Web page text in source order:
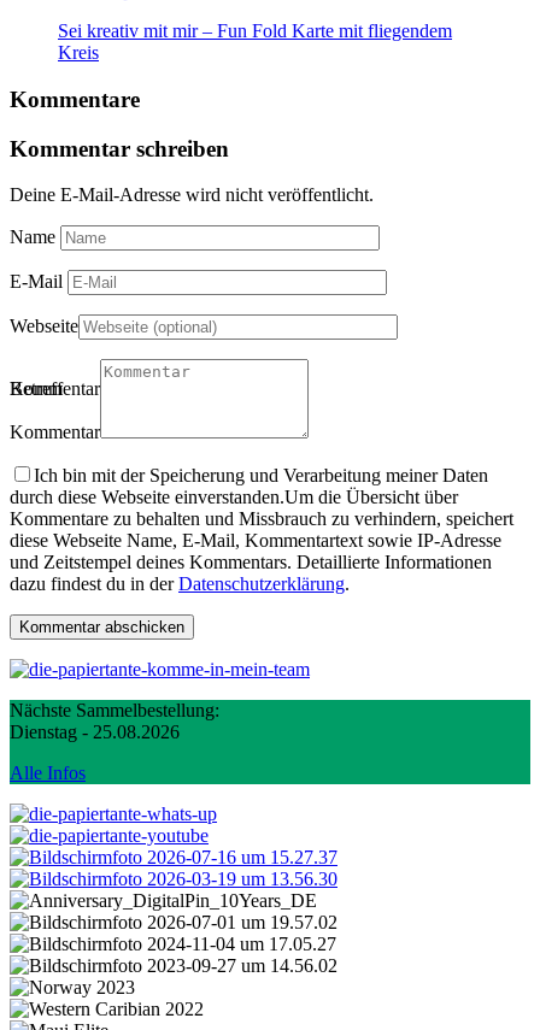
Sei kreativ mit mir – Fun Fold Karte mit fliegendem
Kreis
Kommentare
Kommentar schreiben
Deine E-Mail-Adresse wird nicht veröffentlicht.
Name
E-Mail
Webseite
Betreff
Kommentartitel
Kommentar
Ich bin mit der Speicherung und Verarbeitung meiner Daten
durch diese Webseite einverstanden.Um die Übersicht über
Kommentare zu behalten und Missbrauch zu verhindern, speichert
diese Webseite Name, E-Mail, Kommentartext sowie IP-Adresse
und Zeitstempel deines Kommentars. Detaillierte Informationen
dazu findest du in derDatenschutzerklärung.
Nächste Sammelbestellung:
Dienstag - 25.08.2026
Alle Infos